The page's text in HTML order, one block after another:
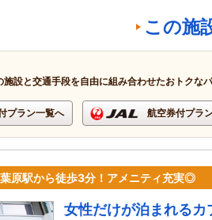
この施
施設と交通手段を自由に組み合わせたおトクな
プラン一覧へ 航空券付プラ
駅から徒歩3分！アメニティ充実◎
女性だけが泊まれる